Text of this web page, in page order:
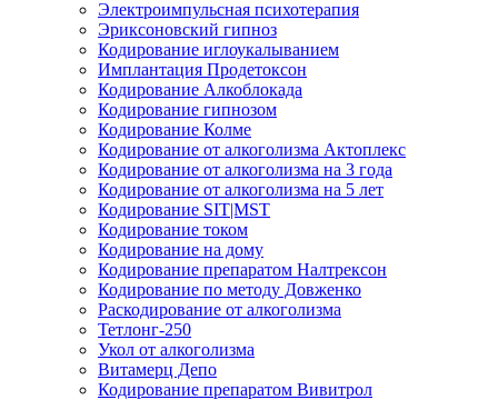
Электроимпульсная психотерапия
Эриксоновский гипноз
Кодирование иглоукалыванием
Имплантация Продетоксон
Кодирование Алкоблокада
Кодирование гипнозом
Кодирование Колме
Кодирование от алкоголизма Актоплекс
Кодирование от алкоголизма на 3 года
Кодирование от алкоголизма на 5 лет
Кодирование SIT|MST
Кодирование током
Кодирование на дому
Кодирование препаратом Налтрексон
Кодирование по методу Довженко
Раскодирование от алкоголизма
Тетлонг-250
Укол от алкоголизма
Витамерц Депо
Кодирование препаратом Вивитрол